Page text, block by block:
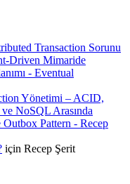
Transaction Sorunu
Driven Mimaride
- Eventual
Yönetimi – ACID,
NoSQL Arasında
Pattern - Recep
için Recep Şerit